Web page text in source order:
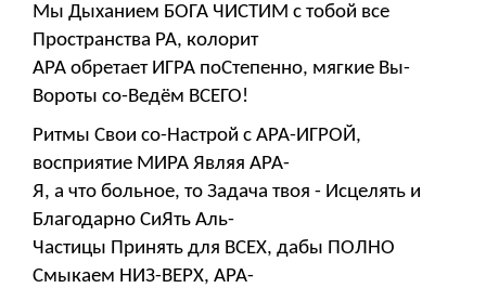
Мы Дыханием БОГА ЧИСТИМ с тобой все
Пространства РА, колорит
АРА обретает ИГРА поСтепенно, мягкие Вы-
Вороты со-Ведём ВСЕГО!
Ритмы Свои со-Настрой с АРА-ИГРОЙ,
восприятие МИРА Являя АРА-
Я, а что больное, то Задача твоя - Исцелять и
Благодарно СиЯть Аль-
Частицы Принять для ВСЕХ, дабы ПОЛНО
Смыкаем НИЗ-ВЕРХ, АРА-